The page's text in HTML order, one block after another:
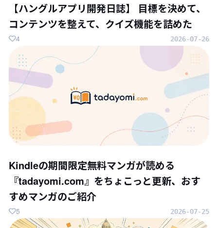
【ハングルアプリ開発日誌】 目標を決めて、
コンテンツを整えて、クイズ機能を詰めた
2026-07-26
4
Kindleの期間限定無料マンガが読める
『tadayomi.com』をちょこっと更新、おす
すめマンガのご紹介
2026-07-25
5